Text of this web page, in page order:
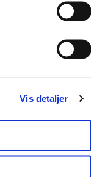
Vis detaljer